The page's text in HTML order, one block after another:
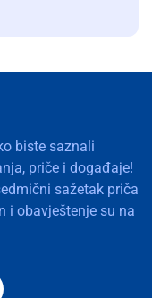
biste saznali
priče i događaje!
sažetak priča
i obavještenje su na